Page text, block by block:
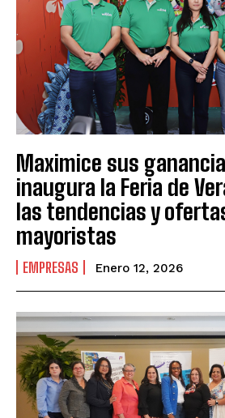
Maximice sus
inaugura la Feria de
las tendencias y
mayoristas
EMPRESAS Enero 12, 2026